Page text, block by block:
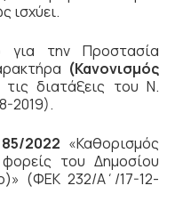
ισχύει.
για την Προστασία
(Κανονισμός
διατάξεις του Ν.
2019).
2022 «Καθορισμός
του Δημοσίου
(ΦΕΚ 232/Α΄/17-12-